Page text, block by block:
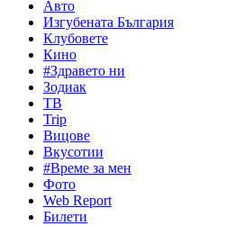
Авто
Изгубената България
Клубовете
Кино
#Здравето ни
Зодиак
ТВ
Trip
Вицове
Вкусотии
#Време за мен
Фото
Web Report
Билети